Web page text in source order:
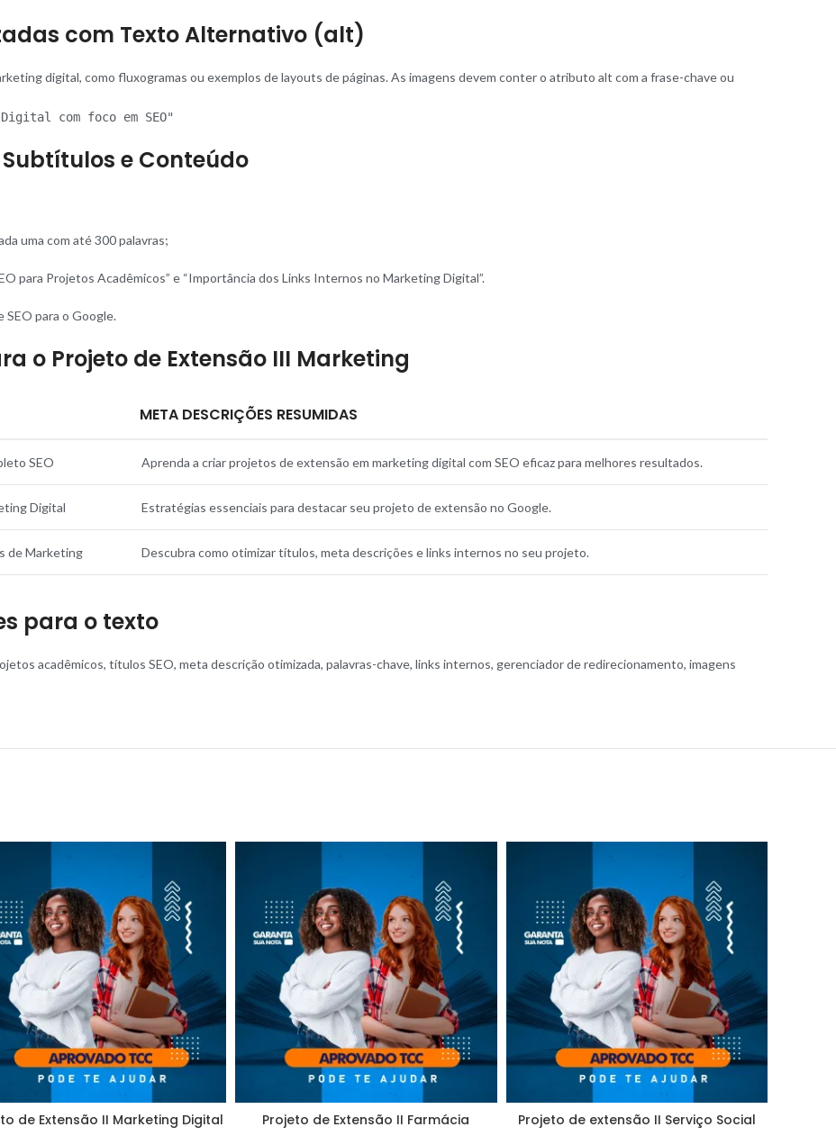
com Texto Alternativo (alt)
digital, como fluxogramas ou exemplos de layouts de páginas. As imagens devem conter o atributo alt com a frase-chave ou
com foco em SEO"
e Conteúdo
uma com até 300 palavras;
para Projetos Acadêmicos” e “Importância dos Links Internos no Marketing Digital”.
SEO para o Google.
o Projeto de Extensão III Marketing
META DESCRIÇÕES RESUMIDAS
SEO Aprenda a criar projetos de extensão em marketing digital com SEO eficaz para melhores resultados.
Digital Estratégias essenciais para destacar seu projeto de extensão no Google.
de Marketing Descubra como otimizar títulos, meta descrições e links internos no seu projeto.
para o texto
acadêmicos, títulos SEO, meta descrição otimizada, palavras-chave, links internos, gerenciador de redirecionamento, imagens
de Extensão II Marketing Digital Projeto de Extensão II Farmácia Projeto de extensão II Serviço Social